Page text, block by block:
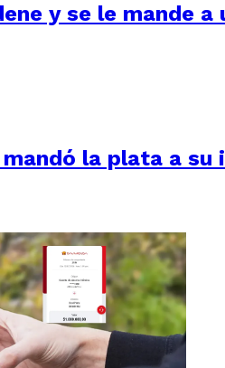
y se le mande
la plata a